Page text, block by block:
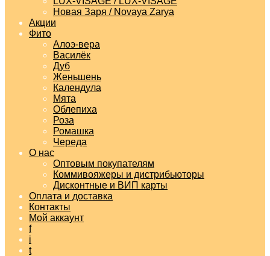
Новая Заря / Novaya Zarya
Акции
Фито
Алоэ-вера
Василёк
Дуб
Женьшень
Календула
Мята
Облепиха
Роза
Ромашка
Череда
О нас
Оптовым покупателям
Коммивояжеры и дистрибьюторы
Дисконтные и ВИП карты
Оплата и доставка
Контакты
Мой аккаунт
f
i
t